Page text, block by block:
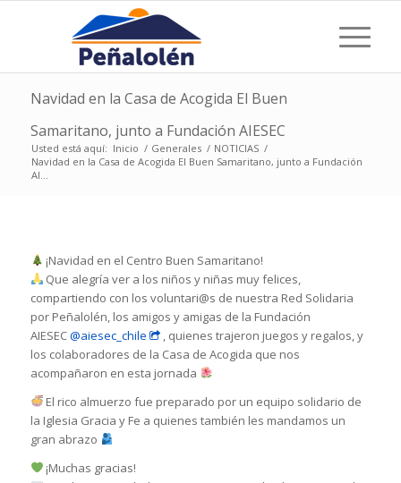
Navidad en la Casa de Acogida El Buen
Samaritano, junto a Fundación AIESEC
Usted está aquí: Inicio / Generales / NOTICIAS /
Navidad en la Casa de Acogida El Buen Samaritano, junto a Fundación
AI...
¡Navidad en el Centro Buen Samaritano!
Que alegría ver a los niños y niñas muy felices,
compartiendo con los voluntari@s de nuestra Red Solidaria
por Peñalolén, los amigos y amigas de la Fundación
AIESEC@aiesec_chile
, quienes trajeron juegos y regalos, y
los colaboradores de la Casa de Acogida que nos
acompañaron en esta jornada
El rico almuerzo fue preparado por un equipo solidario de
la Iglesia Gracia y Fe a quienes también les mandamos un
gran abrazo
¡Muchas gracias!